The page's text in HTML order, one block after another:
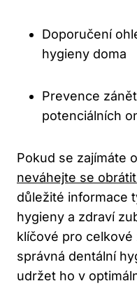
Doporučení
hygieny doma
Prevence
potenciálních
Pokud se zajímáte
neváhejte se
důležité informace
hygieny a zdraví
klíčové pro celkové
správná dentální
udržet ho v